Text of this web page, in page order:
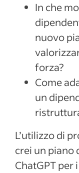
In che
nuovo
forza?
Come
un
L’utilizzo di
crei un piano
ChatGPT